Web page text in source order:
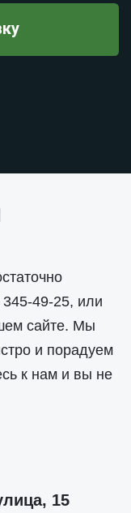
49-25, или
сайте. Мы
и порадуем
к нам и вы не
15